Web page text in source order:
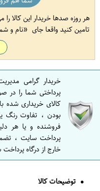
هر روزه صدها خریدار این کالا را
تامین کنید واقعا جای
نام و
خریدار گرامی
پرداختی شما را
کالای خریداری شده
بودن ، تفاوت رنگ
فروشنده و یا هر
پرداخت سایت ،
خارج از درگاه
توضیحات کالا